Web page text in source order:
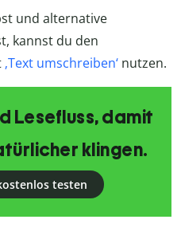
und alternative
kannst du den
‚Text umschreiben‘ nutzen.
Lesefluss, damit
klingen.
testen